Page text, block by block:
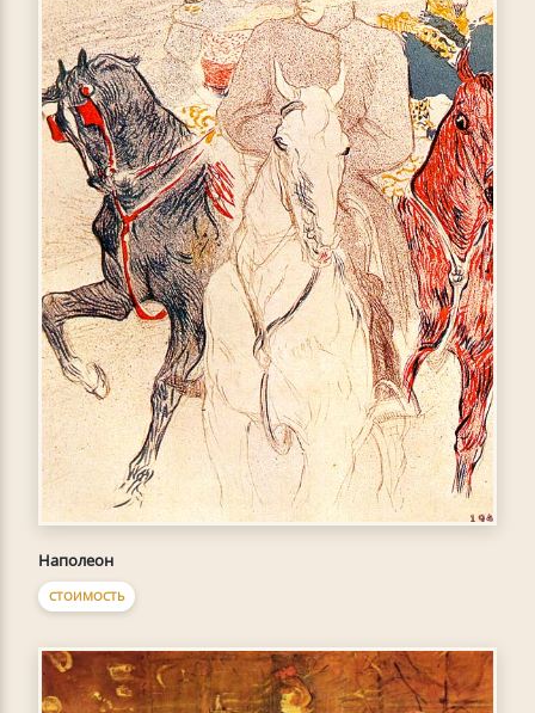
Наполеон
СТОИМОСТЬ